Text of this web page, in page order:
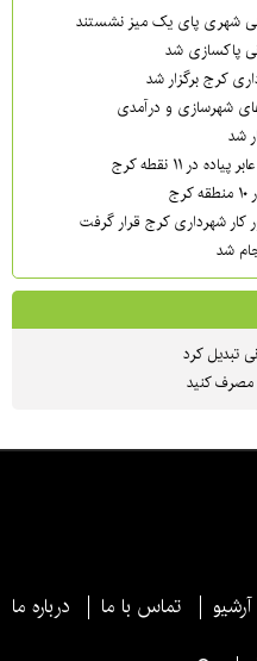
شهری پای یک میز نشستند
پاکسازی شد
کرج برگزار شد
شهرسازی و درآمدی
شد
۱۱ نقطه کرج
کار شهرداری کرج قرار گرفت
شد
تبدیل کرد
مصرف کنید
آرشیو تماس با ما درباره ما